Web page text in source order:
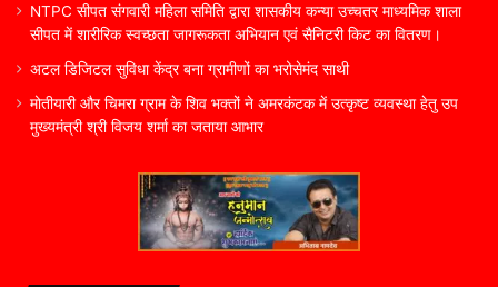
NTPC सीपत संगवारी महिला समिति द्वारा शासकीय कन्या उच्चतर माध्यमिक शाला
सीपत में शारीरिक स्वच्छता जागरूकता अभियान एवं सैनिटरी किट का वितरण।
अटल डिजिटल सुविधा केंद्र बना ग्रामीणों का भरोसेमंद साथी
मोतीयारी और चिमरा ग्राम के शिव भक्तों ने अमरकंटक में उत्कृष्ट व्यवस्था हेतु उप
मुख्यमंत्री श्री विजय शर्मा का जताया आभार